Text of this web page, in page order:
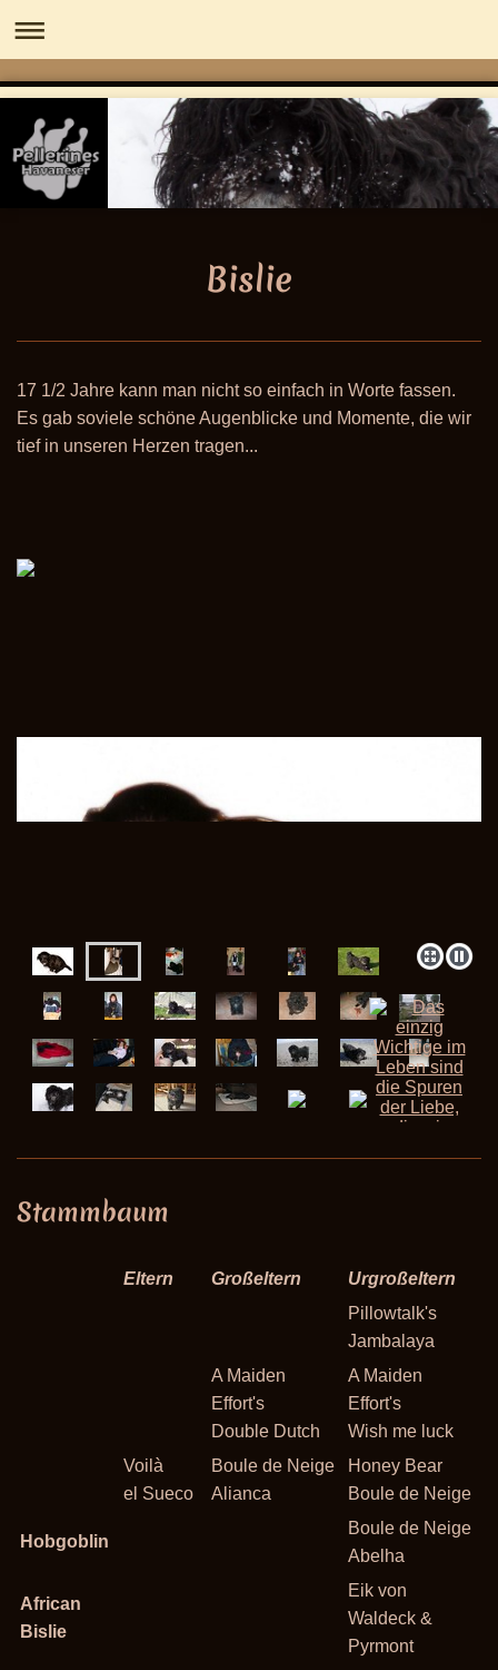
Bislie
17 1/2 Jahre kann man nicht so einfach in Worte fassen.
Es gab soviele schöne Augenblicke und Momente, die wir
tief in unseren Herzen tragen...
Stammbaum
Eltern Großeltern
Urgroßeltern
Pillowtalk's
Jambalaya
A Maiden
Effort's
Double Dutch
A Maiden
Effort's
Wish me luck
Voilà
el Sueco
Boule de Neige
Alianca
Honey Bear
Boule de Neige
Hobgoblin
Boule de Neige
Abelha
African
Bislie
Eik von
Waldeck &
Pyrmont